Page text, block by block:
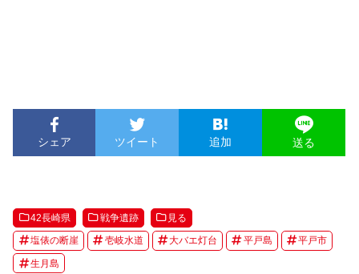
シェア ツイート 追加 送る
42長崎県 戦争遺跡 見る
塩俵の断崖 壱岐水道 大バエ灯台 平戸島 平戸市
生月島